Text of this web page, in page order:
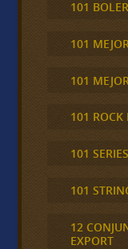
101
101
101
101 ROCK
101 SERIES
101
12
EXPORT